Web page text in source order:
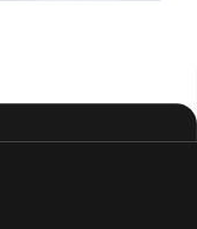
Problema